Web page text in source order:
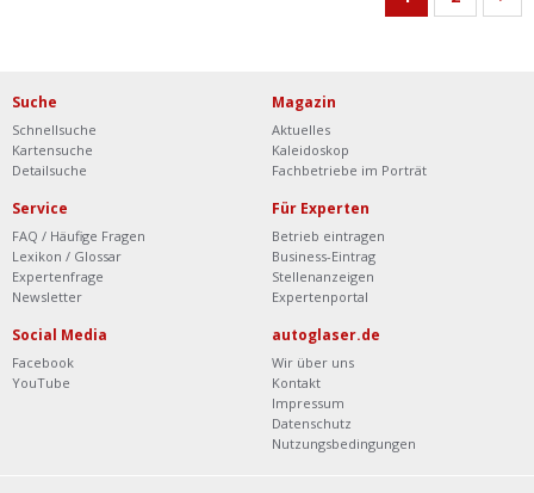
Suche
Schnellsuche
Kartensuche
Detailsuche
Magazin
Aktuelles
Kaleidoskop
Fachbetriebe im Porträt
Service
FAQ / Häufige Fragen
Lexikon / Glossar
Expertenfrage
Newsletter
Für Experten
Betrieb eintragen
Business-Eintrag
Stellenanzeigen
Expertenportal
Social Media
Facebook
YouTube
autoglaser.de
Wir über uns
Kontakt
Impressum
Datenschutz
Nutzungsbedingungen